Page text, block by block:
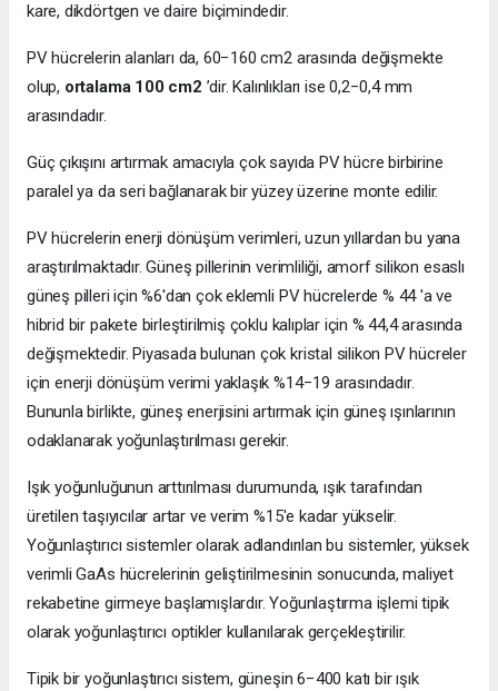
kare, dikdörtgen ve daire biçimindedir.
PV hücrelerin alanları da, 60−160 cm2 arasında değişmekte
olup, ortalama 100 cm2 ’dir. Kalınlıkları ise 0,2−0,4 mm
arasındadır.
Güç çıkışını artırmak amacıyla çok sayıda PV hücre birbirine
paralel ya da seri bağlanarak bir yüzey üzerine monte edilir.
PV hücrelerin enerji dönüşüm verimleri, uzun yıllardan bu yana
araştırılmaktadır. Güneş pillerinin verimliliği, amorf silikon esaslı
güneş pilleri için %6'dan çok eklemli PV hücrelerde % 44 'a ve
hibrid bir pakete birleştirilmiş çoklu kalıplar için % 44,4 arasında
değişmektedir. Piyasada bulunan çok kristal silikon PV hücreler
için enerji dönüşüm verimi yaklaşık %14−19 arasındadır.
Bununla birlikte, güneş enerjisini artırmak için güneş ışınlarının
odaklanarak yoğunlaştırılması gerekir.
Işık yoğunluğunun arttırılması durumunda, ışık tarafından
üretilen taşıyıcılar artar ve verim %15'e kadar yükselir.
Yoğunlaştırıcı sistemler olarak adlandırılan bu sistemler, yüksek
verimli GaAs hücrelerinin geliştirilmesinin sonucunda, maliyet
rekabetine girmeye başlamışlardır. Yoğunlaştırma işlemi tipik
olarak yoğunlaştırıcı optikler kullanılarak gerçekleştirilir.
Tipik bir yoğunlaştırıcı sistem, güneşin 6−400 katı bir ışık